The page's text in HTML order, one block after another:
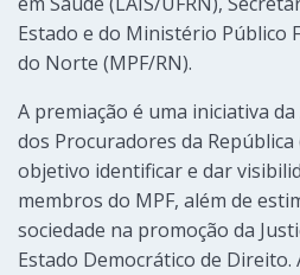
Estado e do Ministério Público
do Norte (MPF/RN).
A premiação é uma iniciativa
dos Procuradores da República
objetivo identificar e dar
membros do MPF, além de
sociedade na promoção da
Estado Democrático de